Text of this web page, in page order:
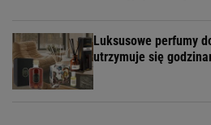
Luksusowe perfumy
utrzymuje się